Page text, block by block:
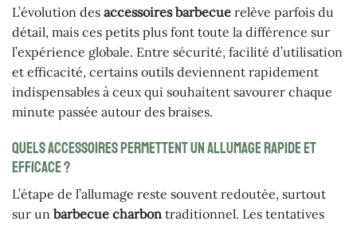
L’évolution des accessoires barbecue relève parfois du
détail, mais ces petits plus font toute la différence sur
l’expérience globale. Entre sécurité, facilité d’utilisation
et efficacité, certains outils deviennent rapidement
indispensables à ceux qui souhaitent savourer chaque
minute passée autour des braises.
Quels accessoires permettent un allumage rapide et
efficace ?
L’étape de l’allumage reste souvent redoutée, surtout
sur un barbecue charbon traditionnel. Les tentatives